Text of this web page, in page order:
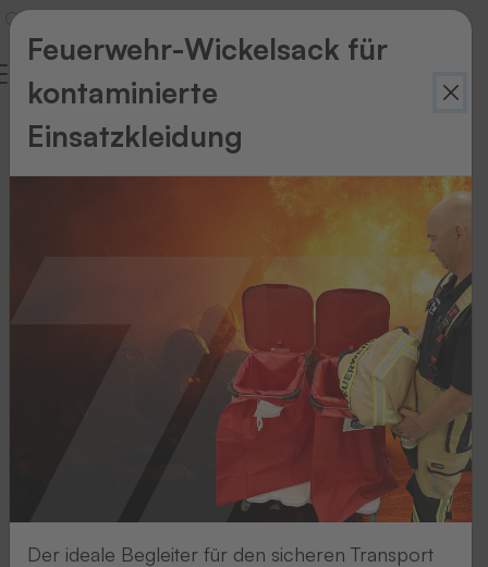
Zurück
Feuerwehr-Wickelsack für
kontaminierte
Einsatzkleidung
Der ideale Begleiter für den sicheren Transport